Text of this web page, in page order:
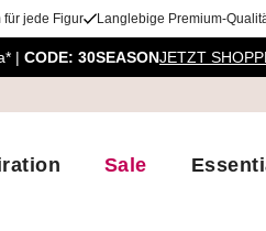
für jede Figur Langlebige Premium-
| CODE: 30SEASONJETZT
Sale